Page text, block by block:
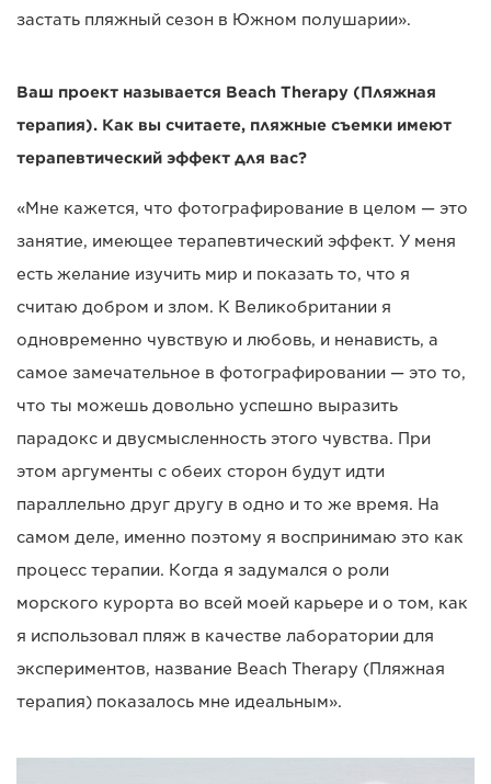
застать пляжный сезон в Южном полушарии».
Ваш проект называется Beach Therapy (Пляжная
терапия). Как вы считаете, пляжные съемки имеют
терапевтический эффект для вас?
«Мне кажется, что фотографирование в целом — это
занятие, имеющее терапевтический эффект. У меня
есть желание изучить мир и показать то, что я
считаю добром и злом. К Великобритании я
одновременно чувствую и любовь, и ненависть, а
самое замечательное в фотографировании — это то,
что ты можешь довольно успешно выразить
парадокс и двусмысленность этого чувства. При
этом аргументы с обеих сторон будут идти
параллельно друг другу в одно и то же время. На
самом деле, именно поэтому я воспринимаю это как
процесс терапии. Когда я задумался о роли
морского курорта во всей моей карьере и о том, как
я использовал пляж в качестве лаборатории для
экспериментов, название Beach Therapy (Пляжная
терапия) показалось мне идеальным».